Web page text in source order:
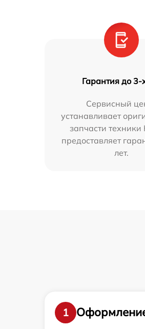
Гарантия до 3-
Сервисный
устанавливает
запчасти техники
предоставляет
лет.
1